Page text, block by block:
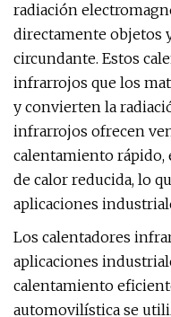
radiación
directamente objetos
circundante. Estos
infrarrojos que los
y convierten la
infrarrojos ofrecen
calentamiento rápido,
de calor reducida, lo
aplicaciones
Los calentadores
aplicaciones
calentamiento
automovilística se